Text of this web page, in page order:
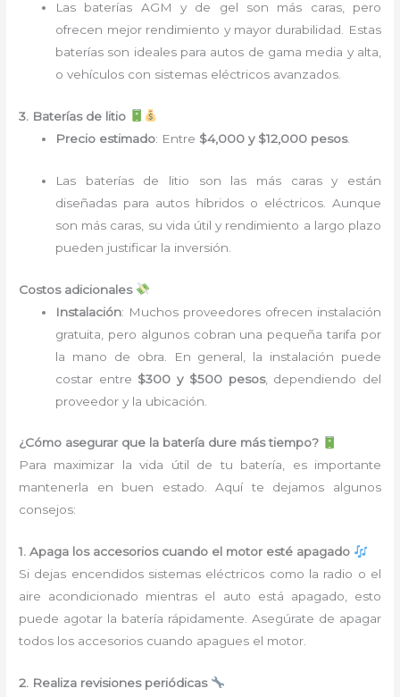
Las baterías AGM y de gel son más caras, pero
ofrecen mejor rendimiento y mayor durabilidad. Estas
baterías son ideales para autos de gama media y alta,
o vehículos con sistemas eléctricos avanzados.
3. Baterías de litio
Precio estimado: Entre $4,000 y $12,000 pesos.
Las baterías de litio son las más caras y están
diseñadas para autos híbridos o eléctricos. Aunque
son más caras, su vida útil y rendimiento a largo plazo
pueden justificar la inversión.
Costos adicionales
Instalación: Muchos proveedores ofrecen instalación
gratuita, pero algunos cobran una pequeña tarifa por
la mano de obra. En general, la instalación puede
costar entre $300 y $500 pesos, dependiendo del
proveedor y la ubicación.
¿Cómo asegurar que la batería dure más tiempo?
Para maximizar la vida útil de tu batería, es importante
mantenerla en buen estado. Aquí te dejamos algunos
consejos:
1. Apaga los accesorios cuando el motor esté apagado
Si dejas encendidos sistemas eléctricos como la radio o el
aire acondicionado mientras el auto está apagado, esto
puede agotar la batería rápidamente. Asegúrate de apagar
todos los accesorios cuando apagues el motor.
2. Realiza revisiones periódicas